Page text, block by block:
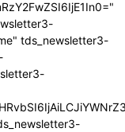
tds_newsletter3-